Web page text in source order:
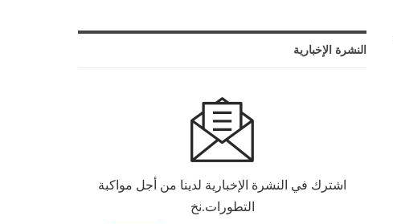
النشرة الإخبارية
اشترك في النشرة الإخبارية لدينا من أجل مواكبة
التطورات.نخ